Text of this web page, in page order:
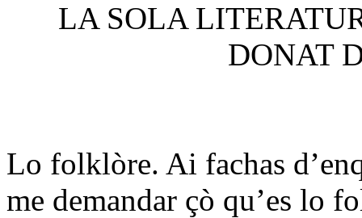
LA SOLA
DONAT
Lo folklòre. Ai fachas
me demandar çò qu’es lo